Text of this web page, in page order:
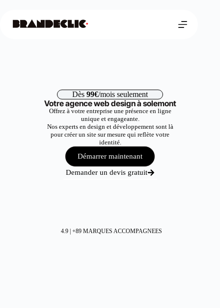
Dès 99€/mois seulement
Votre agence web design à solemont
Offrez à votre entreprise une présence en ligne
unique et engageante.
Nos experts en design et développement sont là
pour créer un site sur mesure qui reflète votre
identité.
Démarrer maintenant
Demander un devis gratuit
4.9 | +89 MARQUES ACCOMPAGNEES